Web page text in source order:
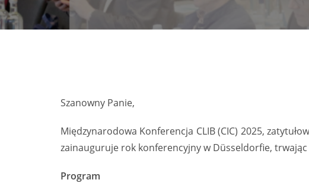
Szanowny Panie,
Międzynarodowa Konferencja CLIB (CIC) 2025,
zainauguruje rok konferencyjny w Düsseldorfie,
Program